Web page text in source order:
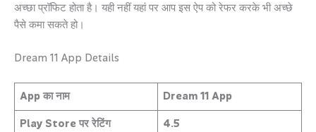
अच्छा प्रॉफिट होता है। यही नहीं यहां पर आप इस ऐप को रेफर करके भी अच्छे
पैसे कमा सकते हो।
Dream 11 App Details
App का नाम Dream 11 App
Play Store पर रेटिंग 4.5